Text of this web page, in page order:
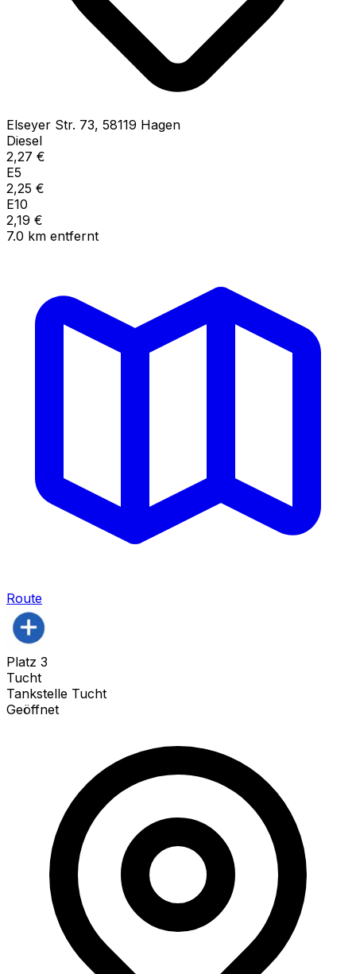
Elseyer Str. 73, 58119 Hagen
Diesel
2,27 €
E5
2,25 €
E10
2,19 €
7.0 km entfernt
Route
Platz 3
Tucht
Tankstelle Tucht
Geöffnet